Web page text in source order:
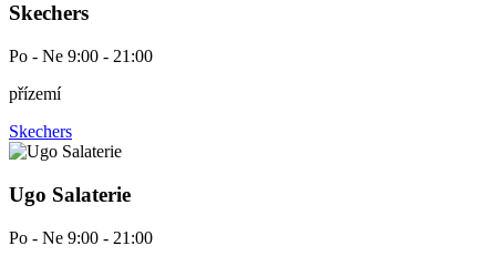
Skechers
Po - Ne 9:00 - 21:00
přízemí
Skechers
Ugo Salaterie
Po - Ne 9:00 - 21:00